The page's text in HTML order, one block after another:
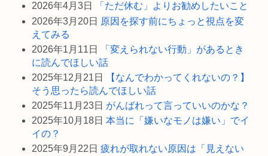
2026年4月3日
「ただ休む」よりお勧めしたいこと
2026年3月20日 原因を探す前にちょっと視点を変
えてみる
2026年1月11日
「変えられない行動」があるとき
に読んでほしい話
2025年12月21日
【なんでわかってくれないの？】
そう思ったら読んでほしい話
2025年11月23日 がんばれって言っていいのかな？
2025年10月18日 本当に「嫌いなモノは嫌い」でイ
イの？
2025年9月22日 疲れが取れない原因は「見えない